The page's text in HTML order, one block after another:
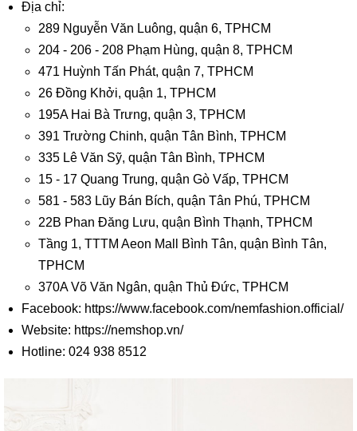
Địa chỉ:
289 Nguyễn Văn Luông, quận 6, TPHCM
204 - 206 - 208 Phạm Hùng, quận 8, TPHCM
471 Huỳnh Tấn Phát, quận 7, TPHCM
26 Đồng Khởi, quận 1, TPHCM
195A Hai Bà Trưng, quận 3, TPHCM
391 Trường Chinh, quận Tân Bình, TPHCM
335 Lê Văn Sỹ, quận Tân Bình, TPHCM
15 - 17 Quang Trung, quận Gò Vấp, TPHCM
581 - 583 Lũy Bán Bích, quận Tân Phú, TPHCM
22B Phan Đăng Lưu, quận Bình Thạnh, TPHCM
Tầng 1, TTTM Aeon Mall Bình Tân, quận Bình Tân,
TPHCM
370A Võ Văn Ngân, quận Thủ Đức, TPHCM
Facebook: https://www.facebook.com/nemfashion.official/
Website: https://nemshop.vn/
Hotline: 024 938 8512